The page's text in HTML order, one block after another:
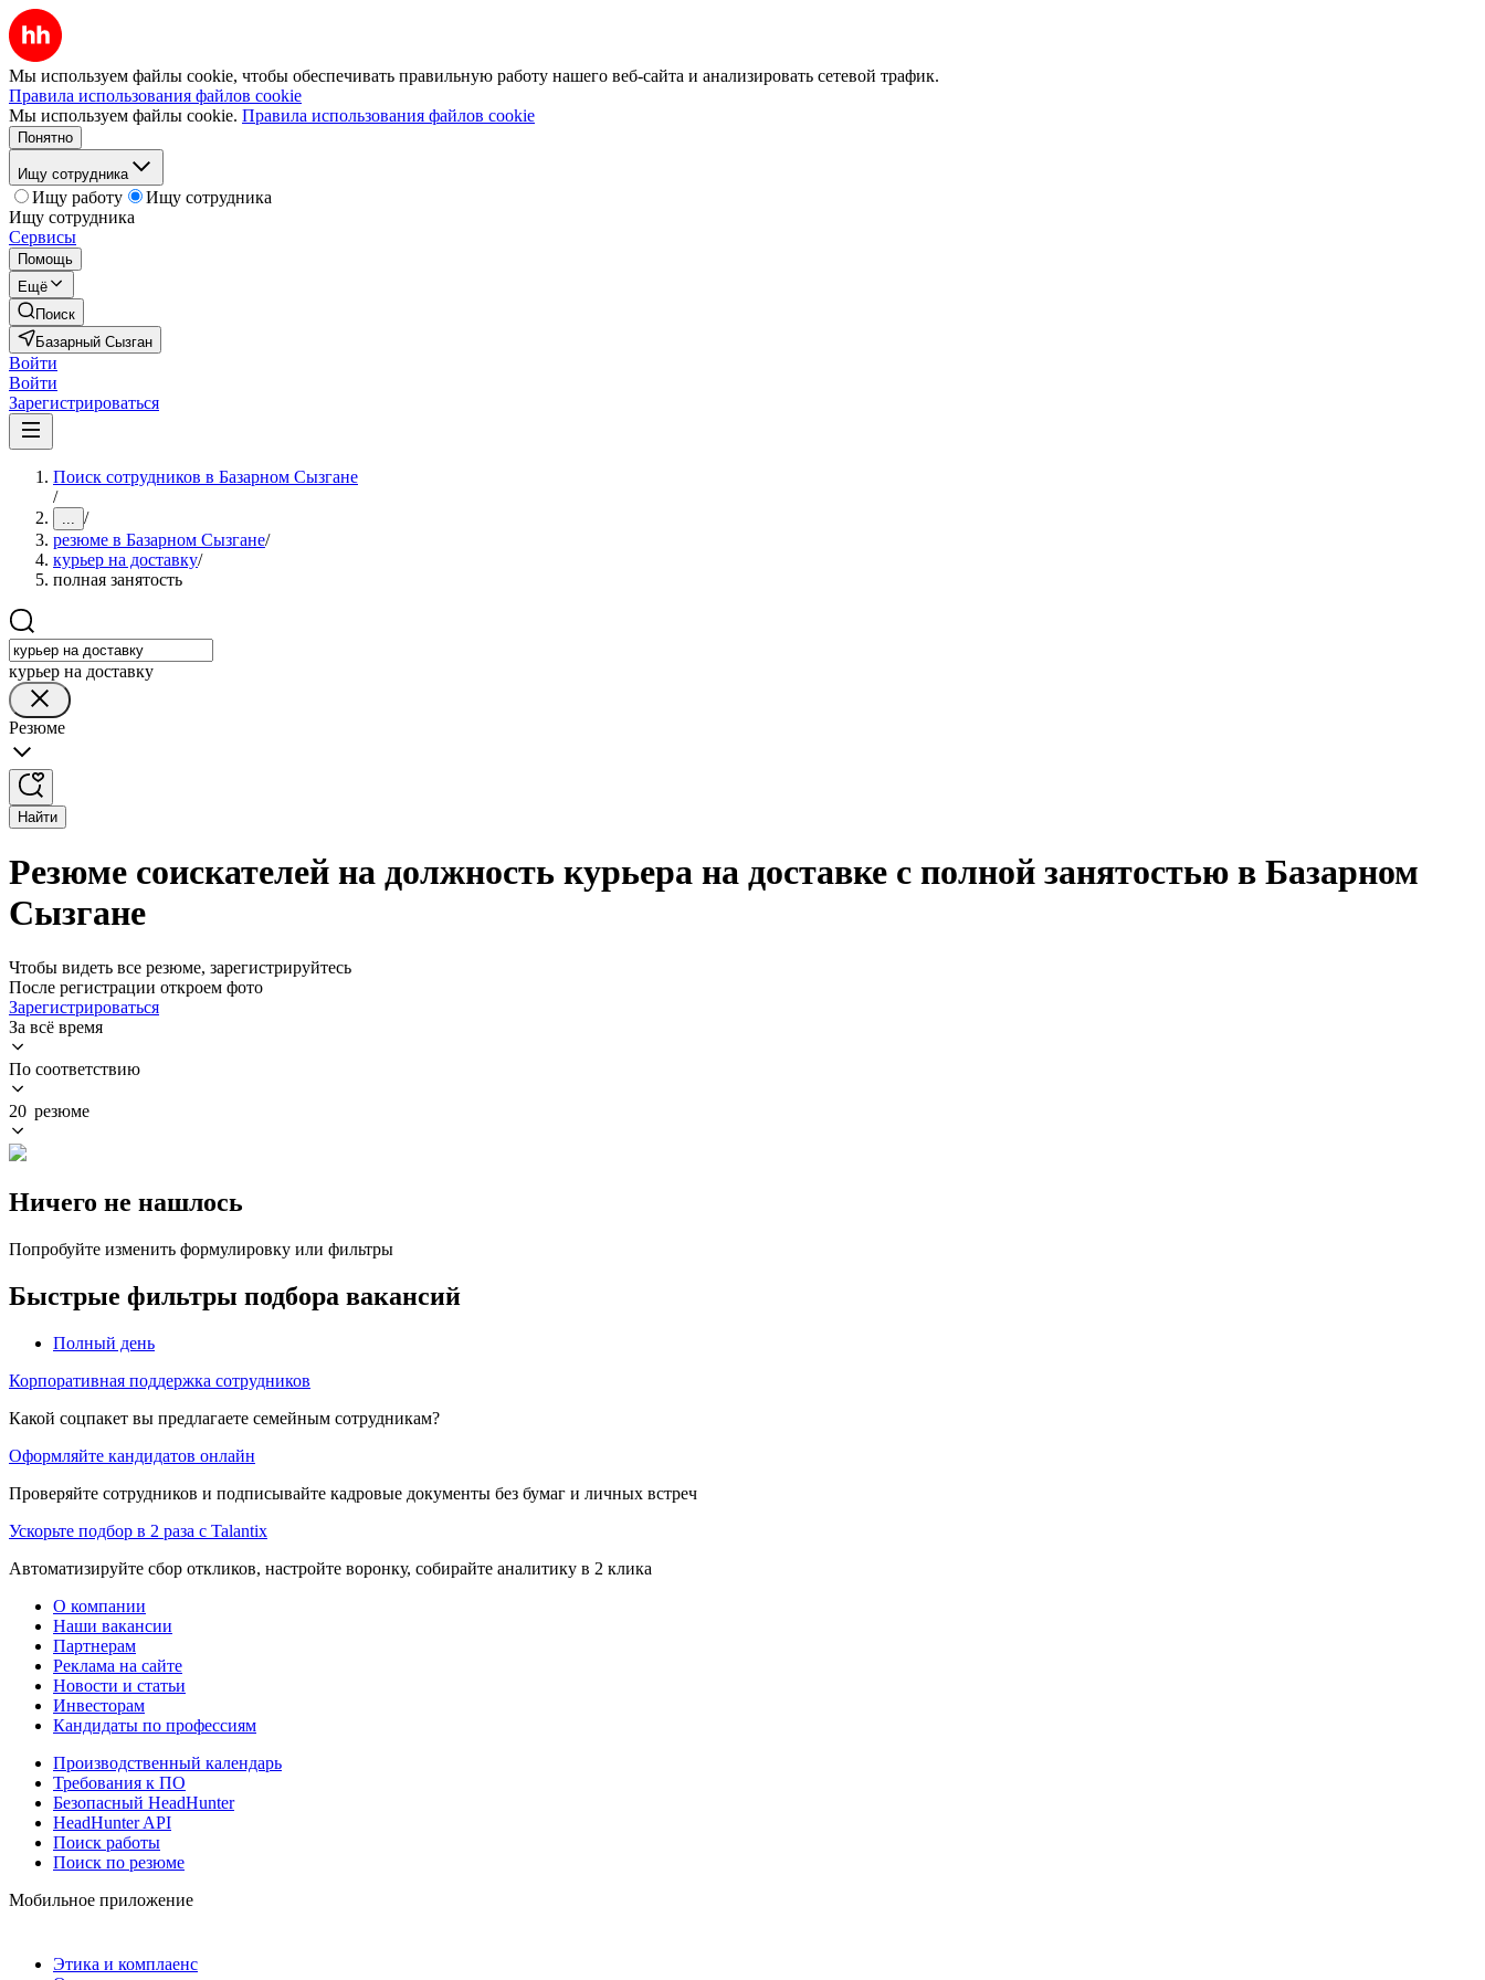
Мы используем файлы cookie, чтобы обеспечивать правильную работу нашего веб-сайта и анализировать сетевой трафик.
Правила использования файлов cookie
Мы используем файлы cookie. Правила использования файлов cookie
Понятно
Ищу сотрудника
Ищу работу
Ищу сотрудника
Ищу сотрудника
Сервисы
Помощь
Ещё
Поиск
Базарный Сызган
Войти
Войти
Зарегистрироваться
Поиск сотрудников в Базарном Сызгане
/
... /
резюме в Базарном Сызгане/
курьер на доставку/
полная занятость
курьер на доставку
Резюме
Найти
Резюме соискателей на должность курьера на доставке с полной занятостью в Базарном
Сызгане
Чтобы видеть все резюме, зарегистрируйтесь
После регистрации откроем фото
Зарегистрироваться
За всё время
По соответствию
20 резюме
Ничего не нашлось
Попробуйте изменить формулировку или фильтры
Быстрые фильтры подбора вакансий
Полный день
Корпоративная поддержка сотрудников
Какой соцпакет вы предлагаете семейным сотрудникам?
Оформляйте кандидатов онлайн
Проверяйте сотрудников и подписывайте кадровые документы без бумаг и личных встреч
Ускорьте подбор в 2 раза с Talantix
Автоматизируйте сбор откликов, настройте воронку, собирайте аналитику в 2 клика
О компании
Наши вакансии
Партнерам
Реклама на сайте
Новости и статьи
Инвесторам
Кандидаты по профессиям
Производственный календарь
Требования к ПО
Безопасный HeadHunter
HeadHunter API
Поиск работы
Поиск по резюме
Мобильное приложение
Этика и комплаенс